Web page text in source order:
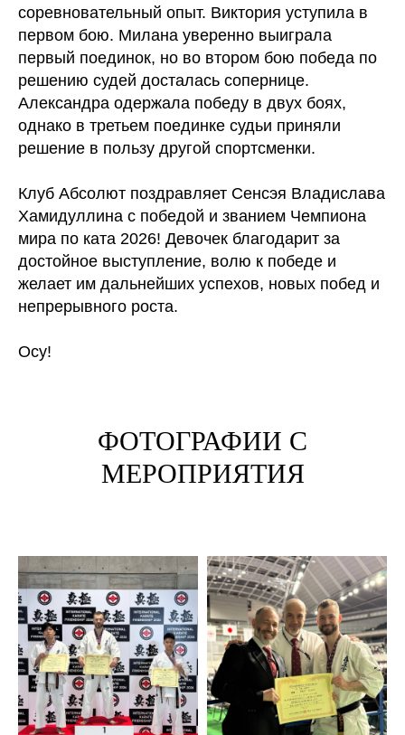
соревновательный опыт. Виктория уступила в
первом бою. Милана уверенно выиграла
первый поединок, но во втором бою победа по
решению судей досталась сопернице.
Александра одержала победу в двух боях,
однако в третьем поединке судьи приняли
решение в пользу другой спортсменки.
Клуб Абсолют поздравляет Сенсэя Владислава
Хамидуллина с победой и званием Чемпиона
мира по ката 2026! Девочек благодарит за
достойное выступление, волю к победе и
желает им дальнейших успехов, новых побед и
непрерывного роста.
Осу!
ФОТОГРАФИИ С
МЕРОПРИЯТИЯ